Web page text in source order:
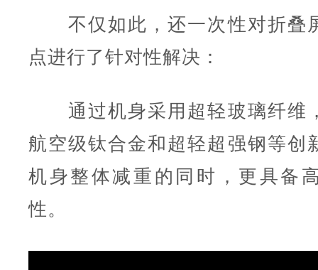
不仅如此，还一次性对折叠
点进行了针对性解决：
通过机身采用超轻玻璃纤维
航空级钛合金和超轻超强钢等创
机身整体减重的同时，更具备
性。